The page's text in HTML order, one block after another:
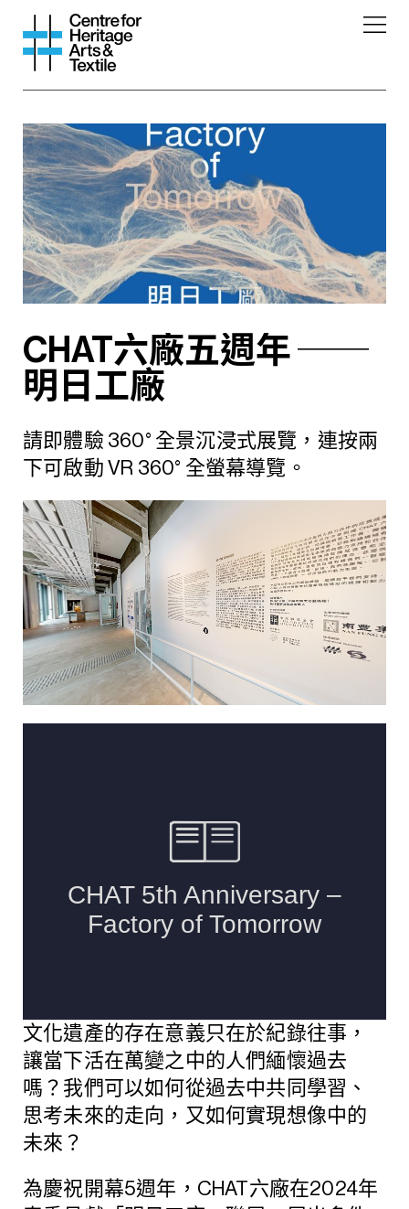
CHAT六廠五週年 ──
明日工廠
請即體驗 360° 全景沉浸式展覽，連按兩
下可啟動 VR 360° 全螢幕導覽。
文化遺產的存在意義只在於紀錄往事，
讓當下活在萬變之中的人們緬懷過去
嗎？我們可以如何從過去中共同學習、
思考未來的走向，又如何實現想像中的
未來？
為慶祝開幕5週年，CHAT六廠在2024年